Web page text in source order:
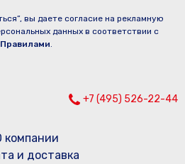
вы даете согласие на рекламную
данных в соответствии с
Правилами.
+7 (495) 526-22-44
компании
и доставка